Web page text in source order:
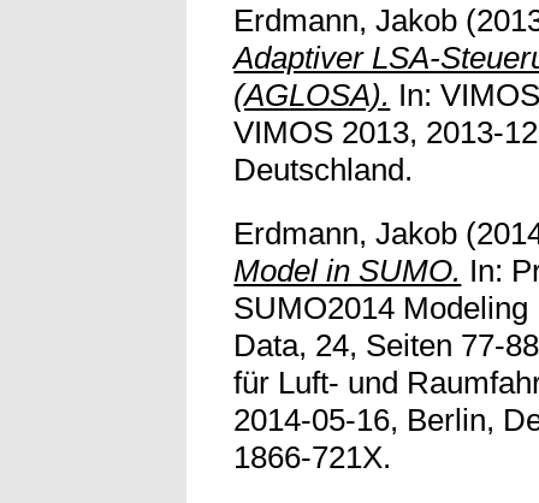
Erdmann, Jakob
Adaptiver LSA-
(AGLOSA). In:
VIMOS 2013, 2013-
Deutschland.
Erdmann, Jakob
Model in SUMO. In:
SUMO2014
Data, 24, Seiten 77-
für Luft- und
2014-05-16, Berlin,
1866-721X.